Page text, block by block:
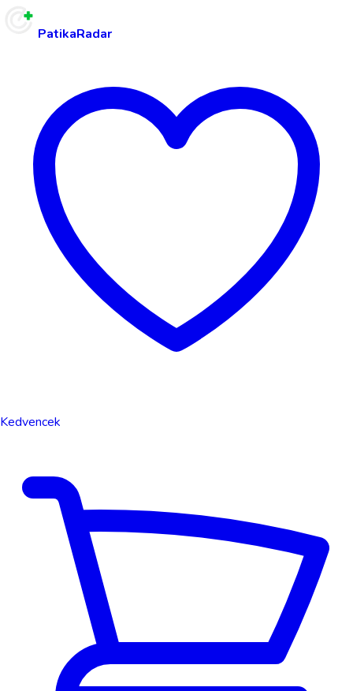
PatikaRadar
Kedvencek